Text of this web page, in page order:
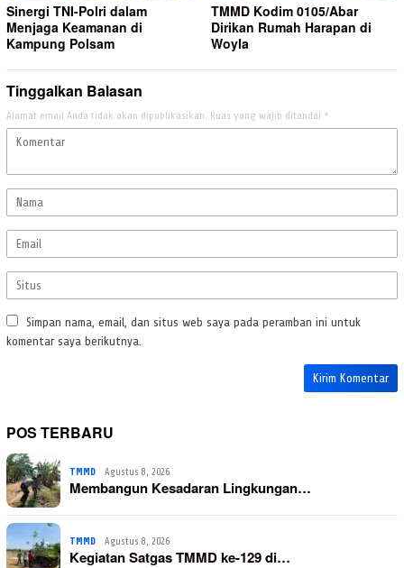
Sinergi TNI-Polri dalam
Menjaga Keamanan di
Kampung Polsam
TMMD Kodim 0105/Abar
Dirikan Rumah Harapan di
Woyla
Tinggalkan Balasan
Alamat email Anda tidak akan dipublikasikan. Ruas yang wajib ditandai *
Simpan nama, email, dan situs web saya pada peramban ini untuk
komentar saya berikutnya.
POS TERBARU
TMMD Agustus 8, 2026
Membangun Kesadaran Lingkungan…
TMMD Agustus 8, 2026
Kegiatan Satgas TMMD ke-129 di…